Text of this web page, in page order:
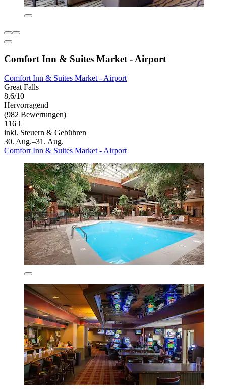
Comfort Inn & Suites Market - Airport
Comfort Inn & Suites Market - Airport
Great Falls
8,6/10
Hervorragend
(982 Bewertungen)
116 €
inkl. Steuern & Gebühren
30. Aug.–31. Aug.
Comfort Inn & Suites Market - Airport